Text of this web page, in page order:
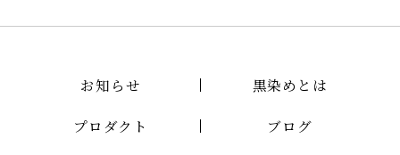
お知らせ 黒染めとは
プロダクト ブログ